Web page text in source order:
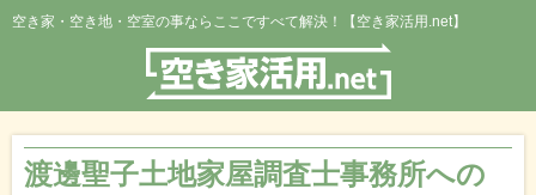
空き家・空き地・空室の事ならここですべて解決！【空き家活用.net】
渡邊聖子土地家屋調査士事務所への